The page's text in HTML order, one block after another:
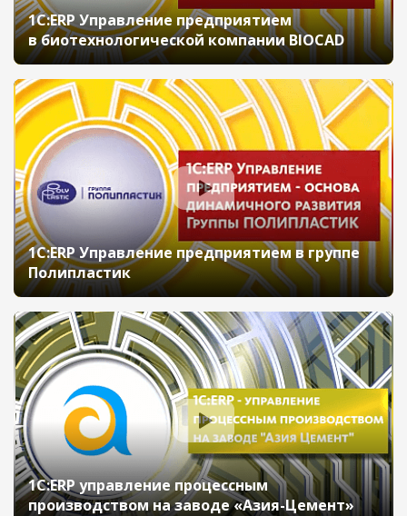
1С:ERP Управление предприятием
в биотехнологической компании BIOCAD
1С:ERP Управление предприятием в группе
Полипластик
1С:ERP управление процессным
производством на заводе «Азия-Цемент»